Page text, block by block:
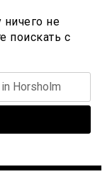
не
поискать с